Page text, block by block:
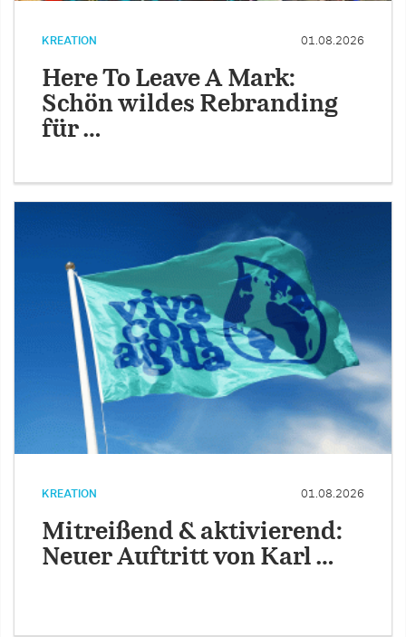
KREATION 01.08.2026
Here To Leave A Mark:
Schön wildes Rebranding
für …
KREATION 01.08.2026
Mitreißend & aktivierend:
Neuer Auftritt von Karl …